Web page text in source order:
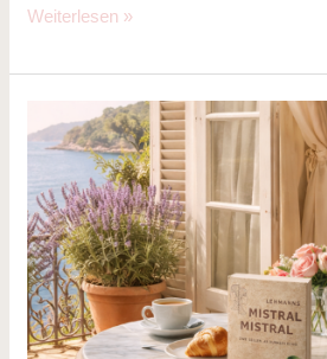
Weiterlesen »
UnternehmerInnen
unserem
Roman
„Mistral,
Mistral“
proftieren